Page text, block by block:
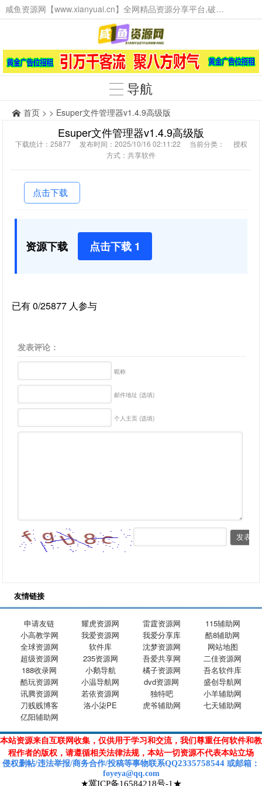
咸鱼资源网【www.xianyuai.cn】全网精品资源分享平台,破解软件,技术源码,火爆项目,工具辅助,这里无所不有。
导航
首页 > > Esuper文件管理器v1.4.9高级版
Esuper文件管理器v1.4.9高级版
下载统计：25877 发布时间：2025/10/16 02:11:22 当前分类： 授权
方式：共享软件
点击下载
资源下载 点击下载 1
已有 0/25877 人参与
发表评论：
昵称
邮件地址 (选填)
个人主页 (选填)
友情链接
申请友链 耀虎资源网 雷霆资源网
115辅助网
小高教学网
我爱资源网 我爱分享库
酷8辅助网
全球资源网
软件库 沈梦资源网
网站地图
超级资源网
235资源网 吾爱共享网
二佳资源网
188收录网
小鹅导航 橘子资源网
吾名软件库
酷玩资源网
小温导航网 dvd资源网
盛创导航网
讯腾资源网
若依资源网 独特吧
小羊辅助网
刀贱贱博客
洛小柒PE 虎爷辅助网
七天辅助网
亿阳辅助网
本站资源来自互联网收集，仅供用于学习和交流，我们尊重任何软件和教
程作者的版权，请遵循相关法律法规，本站一切资源不代表本站立场
侵权删帖/违法举报/商务合作/投稿等事物联系QQ2335758544 或邮箱 ：
foyeya@qq.com
★冀ICP备16584218号-1★